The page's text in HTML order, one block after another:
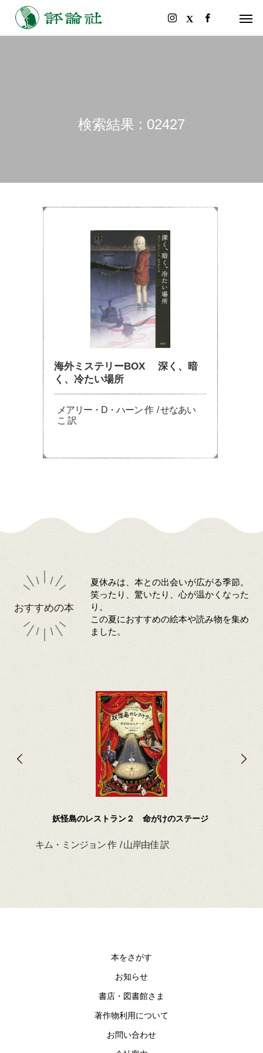
検索結果 : 02427
海外ミステリーBOX 深く、暗
く、冷たい場所
メアリー・D・ハーン 作 / せなあい
こ 訳
おすすめの本
夏休みは、本との出会いが広がる季節。
笑ったり、驚いたり、心が温かくなった
り。
この夏におすすめの絵本や読み物を集め
ました。
妖怪島のレストラン２ 命がけのステージ
キム・ミンジョン 作 / 山岸由佳 訳
本をさがす
お知らせ
書店・図書館さま
著作物利用について
お問い合わせ